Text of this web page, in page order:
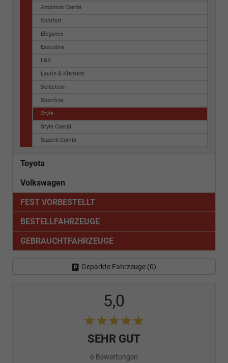
Ambition Combi
Comfort
Elegance
Executive
L&K
Laurin & Klement
Selection
Sportline
Style
Style Combi
Superb Combi
Toyota
Volkswagen
FEST VORBESTELLT
BESTELLFAHRZEUGE
GEBRAUCHTFAHRZEUGE
Geparkte Fahrzeuge (0)
5,0
SEHR GUT
6 Bewertungen